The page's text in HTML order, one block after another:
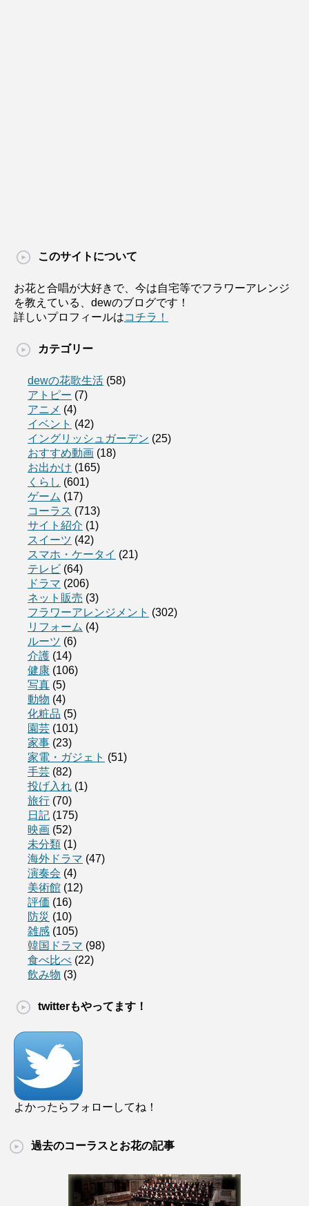
このサイトについて
お花と合唱が大好きで、今は自宅等でフラワーアレンジ
を教えている、dewのブログです！
詳しいプロフィールはコチラ！
カテゴリー
dewの花歌生活 (58)
アトピー (7)
アニメ (4)
イベント (42)
イングリッシュガーデン (25)
おすすめ動画 (18)
お出かけ (165)
くらし (601)
ゲーム (17)
コーラス (713)
サイト紹介 (1)
スイーツ (42)
スマホ・ケータイ (21)
テレビ (64)
ドラマ (206)
ネット販売 (3)
フラワーアレンジメント (302)
リフォーム (4)
ルーツ (6)
介護 (14)
健康 (106)
写真 (5)
動物 (4)
化粧品 (5)
園芸 (101)
家事 (23)
家電・ガジェト (51)
手芸 (82)
投げ入れ (1)
旅行 (70)
日記 (175)
映画 (52)
未分類 (1)
海外ドラマ (47)
演奏会 (4)
美術館 (12)
評価 (16)
防災 (10)
雑感 (105)
韓国ドラマ (98)
食べ比べ (22)
飲み物 (3)
twitterもやってます！
よかったらフォローしてね！
過去のコーラスとお花の記事